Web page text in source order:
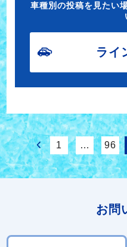
車種別の投稿を見たい
ライ
1 … 96
お問